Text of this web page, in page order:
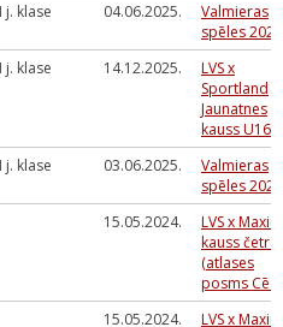
j. klase 04.06.2025.
Valmieras
spēles 2025
j. klase 14.12.2025.
LVS x
Sportland
Jaunatnes
kauss U16
j. klase 03.06.2025.
Valmieras
spēles 2025
15.05.2024.
LVS x
kauss
(atlases
posms
15.05.2024.
LVS x